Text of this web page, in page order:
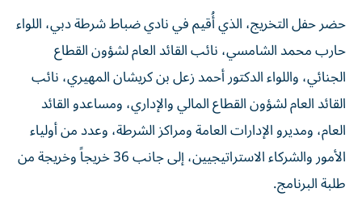
حضر حفل التخريج، الذي أُقيم في نادي ضباط شرطة دبي، اللواء
حارب محمد الشامسي، نائب القائد العام لشؤون القطاع
الجنائي، واللواء الدكتور أحمد زعل بن كريشان المهيري، نائب
القائد العام لشؤون القطاع المالي والإداري، ومساعدو القائد
العام، ومديرو الإدارات العامة ومراكز الشرطة، وعدد من أولياء
الأمور والشركاء الاستراتيجيين، إلى جانب 36 خريجاً وخريجة من
طلبة البرنامج.